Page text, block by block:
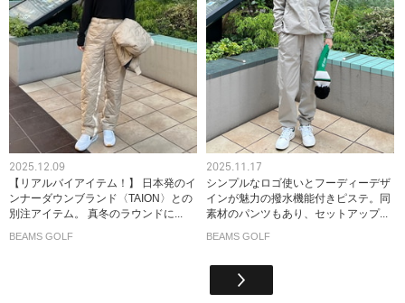
2025.12.09
【リアルバイアイテム！】 日本発のイ
ンナーダウンブランド〈TAION〉との
別注アイテム。 真冬のラウンドに...
BEAMS GOLF
2025.11.17
シンプルなロゴ使いとフーディーデザ
インが魅力の撥水機能付きピステ。同
素材のパンツもあり、セットアップ...
BEAMS GOLF